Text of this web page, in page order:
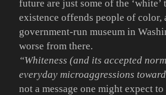
future are just some of the
existence offends people of color,
government-run museum in
worse from there.
“Whiteness (and its accepted
everyday microaggressions
not a message one might expect